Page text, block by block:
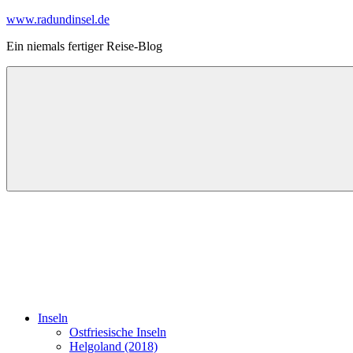
Zum
springen
www.radundinsel.de
Ein niemals fertiger Reise-Blog
Inseln
Ostfriesische Inseln
Helgoland (2018)